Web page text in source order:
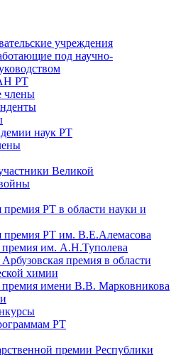
учреждения
под научно-
РТ
члены
наук РТ
Великой
премия РТ в области науки и
премия РТ им. В.Е.Алемасова
им. А.Н.Туполева
премия в области
химии
имени В.В. Марковникова
РТ
премии Республики